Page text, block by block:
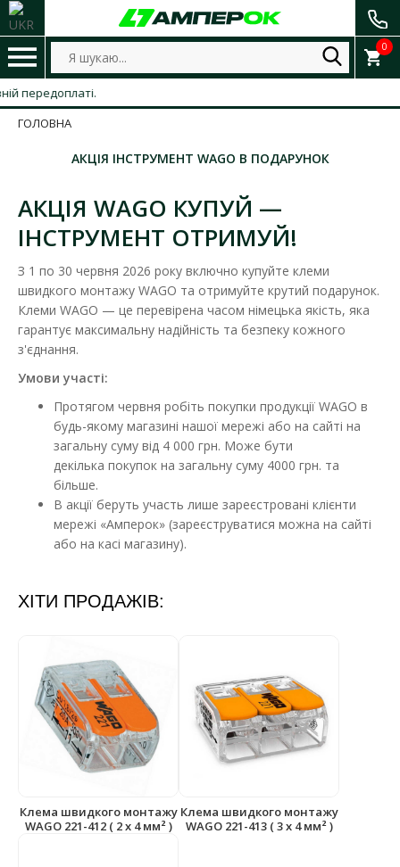
0
ГОЛОВНА
АКЦІЯ IНСТРУМЕНТ WAGO В ПОДАРУНОК
АКЦІЯ WAGO КУПУЙ —
ІНСТРУМЕНТ ОТРИМУЙ!
З 1 по 30 червня 2026 року включно купуйте клеми
швидкого монтажу WAGO та отримуйте крутий подарунок.
Клеми WAGO — це перевірена часом німецька якість, яка
гарантує максимальну надійність та безпеку кожного
з'єднання.
Умови участі:
Протягом червня робіть покупки продукції WAGO в
будь-якому магазині нашої мережі або на сайті на
загальну суму від 4 000 грн. Може бути
декілька покупок на загальну суму 4000 грн. та
більше.
В акції беруть участь лише зареєстровані клієнти
мережі «Амперок» (зареєструватися можна на сайті
або на касі магазину).
ХІТИ ПРОДАЖІВ:
Клема швидкого монтажу
WAGO 221-412 ( 2 x 4 мм² )
Клема швидкого монтажу
WAGO 221-413 ( 3 x 4 мм² )